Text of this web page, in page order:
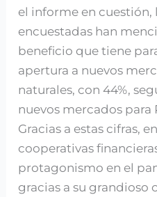
el informe en cuestión,
encuestadas han
beneficio que tiene
apertura a nuevos
naturales, con 44%,
nuevos mercados para
Gracias a estas cifras,
cooperativas
protagonismo en el
gracias a su grandioso